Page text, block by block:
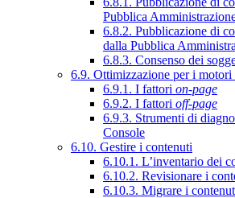
Pubblica
6.8.2. Pubblicazione di
dalla Pubblica
6.8.3. Consenso dei
6.9. Ottimizzazione per i
6.9.1. I fattori on-page
6.9.2. I fattori off-page
6.9.3. Strumenti di
Console
6.10. Gestire i contenuti
6.10.1. L’inventario dei
6.10.2. Revisionare i
6.10.3. Migrare i